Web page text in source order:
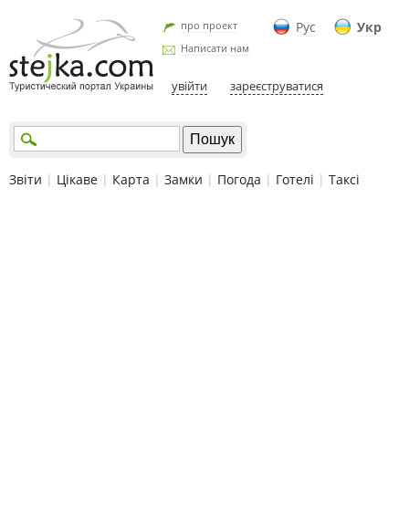
Рус Укр
про проект
Написати нам
увійти зареєструватися
Звіти | Цікаве | Карта | Замки | Погода | Готелі | Таксі